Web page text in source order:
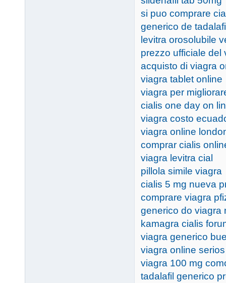
si puo comprare
generico de
levitra orosolubile
prezzo ufficiale del
acquisto di viagra
viagra tablet online
viagra per
cialis one day on
viagra costo
viagra online
comprar cialis
viagra levitra cial
pillola simile viagra
cialis 5 mg nueva
comprare viagra
generico do viagra
kamagra cialis
viagra generico
viagra online
viagra 100 mg
tadalafil generico